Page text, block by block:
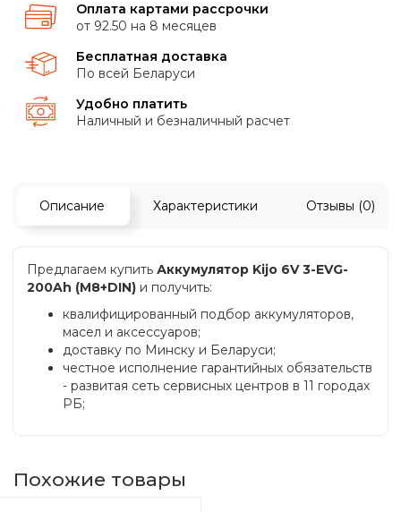
Оплата картами рассрочки
от 92.50 на 8 месяцев
Бесплатная доставка
По всей Беларуси
Удобно платить
Наличный и безналичный расчет
Описание Характеристики Отзывы (0)
Предлагаем купить Аккумулятор Kijo 6V 3-EVG-
200Ah (M8+DIN) и получить:
квалифицированный подбор аккумуляторов,
масел и аксессуаров;
доставку по Минску и Беларуси;
честное исполнение гарантийных обязательств
- развитая сеть сервисных центров в 11 городах
РБ;
Похожие товары